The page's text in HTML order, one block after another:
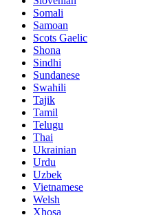
Somali
Samoan
Scots Gaelic
Shona
Sindhi
Sundanese
Swahili
Tajik
Tamil
Telugu
Thai
Ukrainian
Urdu
Uzbek
Vietnamese
Welsh
Xhosa